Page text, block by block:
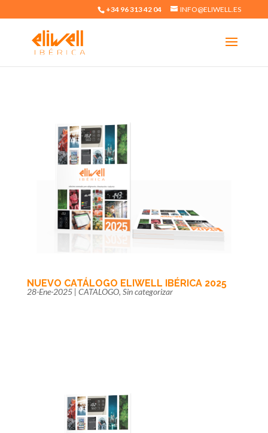
+34 96 313 42 04 INFO@ELIWELL.ES
NUEVO CATÁLOGO ELIWELL IBÉRICA 2025
28-Ene-2025| CATALOGO, Sin categorizar